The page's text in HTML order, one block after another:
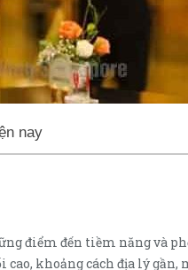
nay
điểm đến tiềm năng và
khoảng cách địa lý